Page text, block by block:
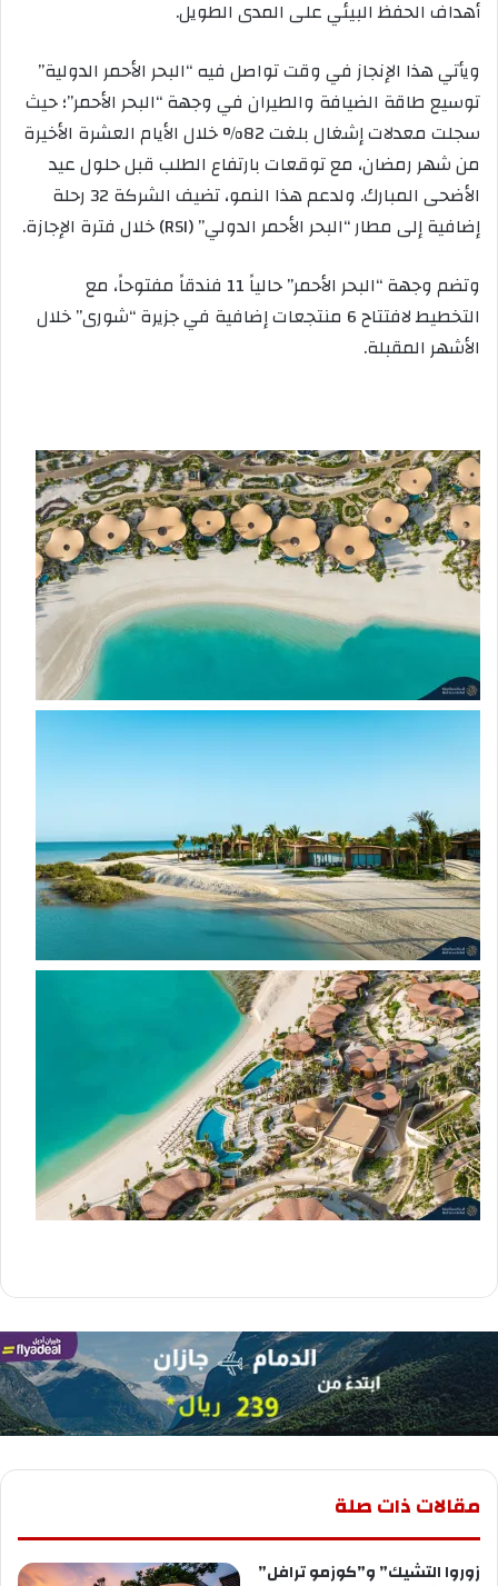
أهداف الحفظ البيئي على المدى الطويل.
ويأتي هذا الإنجاز في وقت تواصل فيه “البحر الأحمر الدولية”
توسيع طاقة الضيافة والطيران في وجهة “البحر الأحمر”؛ حيث
سجلت معدلات إشغال بلغت 82% خلال الأيام العشرة الأخيرة
من شهر رمضان، مع توقعات بارتفاع الطلب قبل حلول عيد
الأضحى المبارك. ولدعم هذا النمو، تضيف الشركة 32 رحلة
إضافية إلى مطار “البحر الأحمر الدولي” (RSI) خلال فترة الإجازة.
وتضم وجهة “البحر الأحمر” حالياً 11 فندقاً مفتوحاً، مع
التخطيط لافتتاح 6 منتجعات إضافية في جزيرة “شورى” خلال
الأشهر المقبلة.
مقالات ذات صلة
زوروا التشيك” و”كوزمو ترافل”